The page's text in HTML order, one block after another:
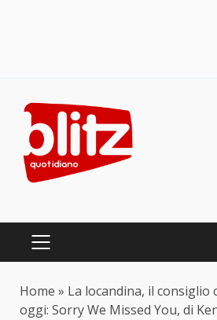
content
PRIMARY
Home » La locandina, il consiglio
oggi: Sorry We Missed You, di